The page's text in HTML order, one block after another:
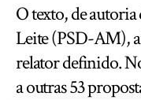
O texto, de
Leite (PSD-AM),
relator definido.
a outras 53